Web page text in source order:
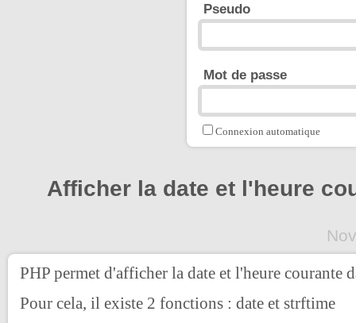
Pseudo
Mot de passe
Connexion automatique
Afficher la date et l'heure
PHP permet d'afficher la date et l'heure courante
Pour cela, il existe 2 fonctions : date et strftime